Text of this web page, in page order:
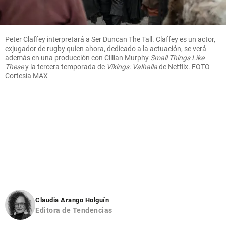
Peter Claffey interpretará a Ser Duncan The Tall. Claffey es un actor,
exjugador de rugby quien ahora, dedicado a la actuación, se verá
además en una producción con Cillian Murphy Small Things Like
Thesey la tercera temporada de Vikings: Valhallade Netflix. FOTO
Cortesía MAX
Claudia Arango Holguín
Editora de Tendencias